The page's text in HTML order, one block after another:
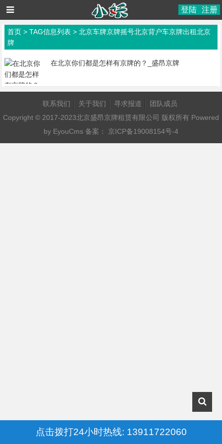
登陆 注册
首页> TAG信息列表 > 北京车牌京牌摇号北京背户车京牌出租北京
牌
在北京你们都是怎样有京牌的？_盛昂京牌
联系我们 关于我们 寻求报道
团队成员
Copyright © 2017-2023北京盛昂京牌租赁有限公司 版权所有 Powered
by EyouCms备案： 京ICP备19008154号-4
点击拨打24小时热线: 13911722060